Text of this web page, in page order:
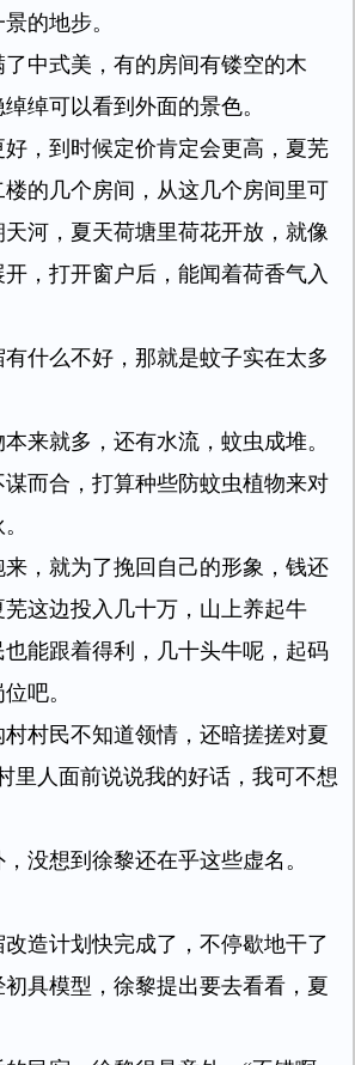
的地步。
中式美，有的房间有镂空的木
绰可以看到外面的景色。
，到时候定价肯定会更高，夏芜
的几个房间，从这几个房间里可
河，夏天荷塘里荷花开放，就像
，打开窗户后，能闻着荷香气入
什么不好，那就是蚊子实在太多
来就多，还有水流，蚊虫成堆。
谋而合，打算种些防蚊虫植物来对
，就为了挽回自己的形象，钱还
这边投入几十万，山上养起牛
能跟着得利，几十头牛呢，起码
吧。
村民不知道领情，还暗搓搓对夏
里人面前说说我的好话，我可不想
没想到徐黎还在乎这些虚名。
造计划快完成了，不停歇地干了
具模型，徐黎提出要去看看，夏